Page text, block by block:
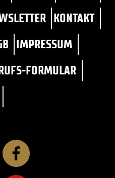
KONTAKT
IMPRESSUM
FORMULAR